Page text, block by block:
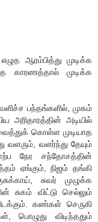
ஆரம்பித்து முடிக்க
காரணத்தால் முடிக்க
பந்தங்களில், முகம்
அரிதாரத்தின் அடியில்
கொள்ள முடியாத
வளரும், வளர்ந்து தேயும்
நேர சந்தோசத்தின்
ஏங்கும், நிஜம் தங்கி
சுவர் முழுக்க
சுகம் விட்டு செல்லும்
கண்கள் செருகி
பொழுது விடிந்ததும்